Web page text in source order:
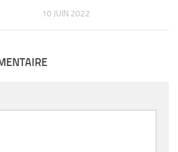
10 JUIN 2022